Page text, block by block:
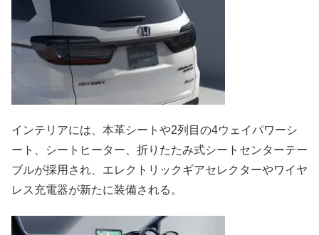
インテリアには、本革シートや2列目の4ウェイパワーシ
ート、シートヒーター、折りたたみ式シートセンターテー
ブルが採用され、エレクトリックギアセレクターやワイヤ
レス充電器が新たに装備される。